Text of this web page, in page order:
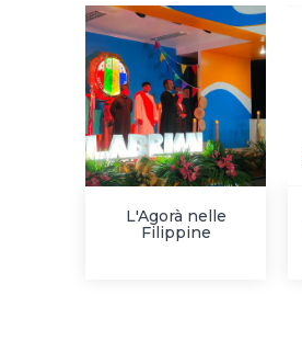
L'Agorà nelle
Filippine